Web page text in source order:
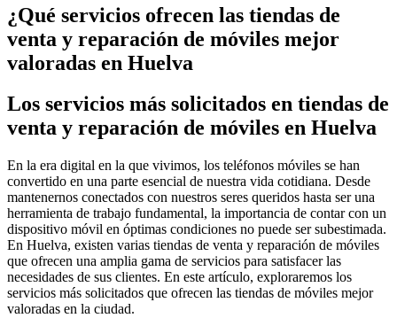
¿Qué servicios ofrecen las tiendas de
venta y reparación de móviles mejor
valoradas en Huelva
Los servicios más solicitados en tiendas de
venta y reparación de móviles en Huelva
En la era digital en la que vivimos, los teléfonos móviles se han
convertido en una parte esencial de nuestra vida cotidiana. Desde
mantenernos conectados con nuestros seres queridos hasta ser una
herramienta de trabajo fundamental, la importancia de contar con un
dispositivo móvil en óptimas condiciones no puede ser subestimada.
En Huelva, existen varias tiendas de venta y reparación de móviles
que ofrecen una amplia gama de servicios para satisfacer las
necesidades de sus clientes. En este artículo, exploraremos los
servicios más solicitados que ofrecen las tiendas de móviles mejor
valoradas en la ciudad.